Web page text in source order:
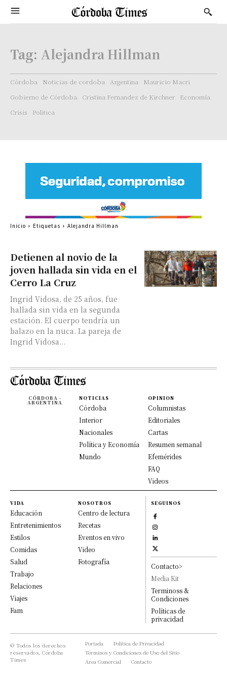
Tag: Alejandra Hillman
Córdoba Noticias de cordoba Argentina
Mauricio Macri
Gobierno de Córdoba
Cristina Fernandez de Kirchner
Economía
Crisis
Politica
Detienen al novio de la
joven hallada sin vida en el
Cerro La Cruz
Ingrid Vidosa, de 25 años, fue
hallada sin vida en la segunda
estación. El cuerpo tendría un
balazo en la nuca. La pareja de
Ingrid Vidosa...
Inicio Etiquetas Alejandra Hillman
CÓRDOBA -
ARGENTINA
NOTICIAS
Córdoba
Interior
Nacionales
Política y Economía
Mundo
OPINION
Columnistas
Editoriales
Cartas
Resumen semanal
Efemérides
FAQ
Videos
VIDA
Educación
Entretenimientos
Estilos
Comidas
Salud
Trabajo
Relaciones
Viajes
Fam
NOSOTROS
Centro de lectura
Recetas
Eventos en vivo
Video
Fotografía
SEGUINOS
Contacto>
Media Kit
Terminoss &
Condiciones
Políticas de
privacidad
© Todos los derechos
reservados, Córdoba
Times
Portada
Política de Privacidad
Términos y Condiciones de Uso del Sitio
Area Comercial
Contacto